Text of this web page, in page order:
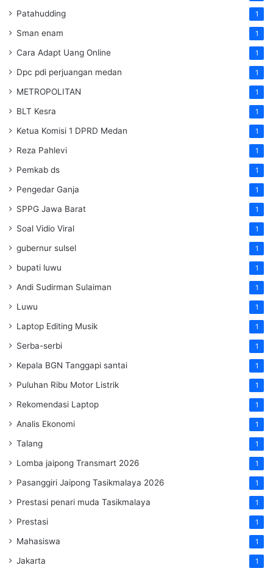
Patahudding 1
Sman enam 1
Cara Adapt Uang Online 1
Dpc pdi perjuangan medan 1
METROPOLITAN 1
BLT Kesra 1
Ketua Komisi 1 DPRD Medan 1
Reza Pahlevi 1
Pemkab ds 1
Pengedar Ganja 1
SPPG Jawa Barat 1
Soal Vidio Viral 1
gubernur sulsel 1
bupati luwu 1
Andi Sudirman Sulaiman 1
Luwu 1
Laptop Editing Musik 1
Serba-serbi 1
Kepala BGN Tanggapi santai 1
Puluhan Ribu Motor Listrik 1
Rekomendasi Laptop 1
Analis Ekonomi 1
Talang 1
Lomba jaipong Transmart 2026 1
Pasanggiri Jaipong Tasikmalaya 2026 1
Prestasi penari muda Tasikmalaya 1
Prestasi 1
Mahasiswa 1
Jakarta 1